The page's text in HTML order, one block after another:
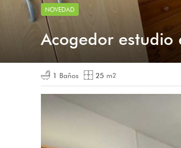
NOVEDAD
Acogedor estudio
1 Baños 25 m2